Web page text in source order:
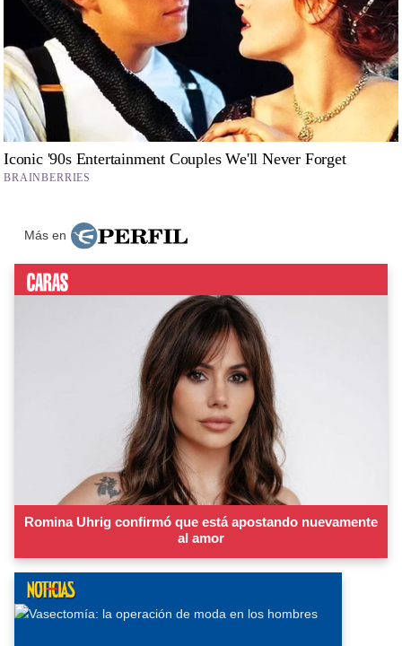
Más en
Romina Uhrig confirmó que está apostando nuevamente
al amor